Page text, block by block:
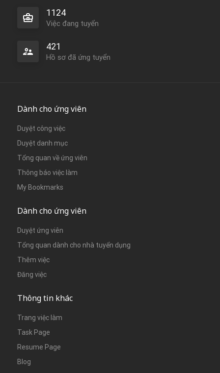
1124
Việc đang tuyển
421
Hồ sơ đã ứng tuyển
Dành cho ứng viên
Duyệt công việc
Duyệt danh mục
Tổng quan về ứng viên
Thông báo việc làm
My Bookmarks
Dành cho ứng viên
Duyệt ứng viên
Tổng quan dành cho nhà tuyển dụng
Thêm việc
Đăng việc
Thông tin khác
Trang việc làm
Task Page
Resume Page
Blog